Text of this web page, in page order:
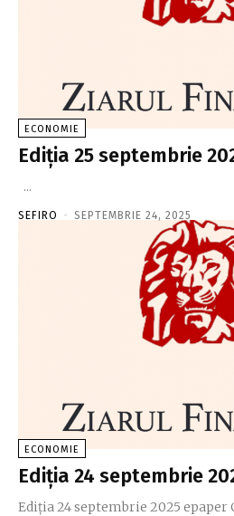
ECONOMIE
Ediţia 25 septembrie
...
SEFIRO - SEPTEMBRIE 24, 2025
ECONOMIE
Ediţia 24 septembrie
Ediţia 24 septembrie 2025